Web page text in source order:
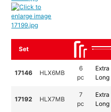
Set
17146 HLX6MB
6
pc
Extra
Long
17192 HLX7MB
7
pc
Extra
Long